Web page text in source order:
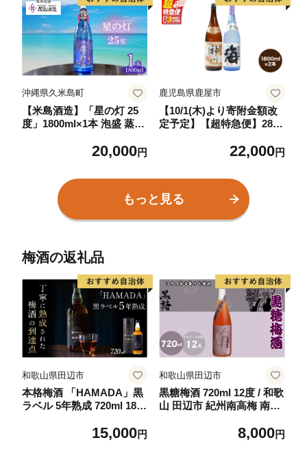
沖縄県久米島町
【米島酒造】「星の灯 25
度」1800ml×1本 泡盛 蒸留
発酵 米 黒麹 米麹 もろみ
沖縄 久米島
20,000円
鹿児島県鹿屋市
【10/1(木)より寄附金額改
定予定】【超特急便】2813
芋焼酎コラボセット 鹿児
「神川酒造・別撰 神川」×
「大海酒造・海」 1,800ml
×2 KN031-018-01
22,000円
もっと見る
梅酒の返礼品
和歌山県田辺市
本格梅酒 「HAMADA」黒
ラベル 5年熟成 720ml 18
うめ 梅酒 酒 紀州産 完熟梅
15,000円
和歌山県田辺市
黒糖梅酒 720ml 12度 / 和歌
山 田辺市 紀州南高梅 南高
り ギフト 家飲み 酒 お酒
8,000円